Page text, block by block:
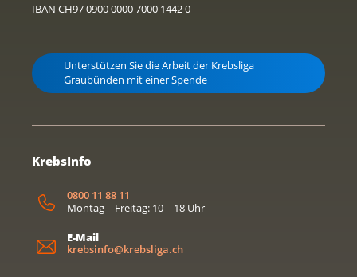
IBAN CH97 0900 0000 7000 1442 0
Unterstützen Sie die Arbeit der Krebsliga
Graubünden mit einer Spende
KrebsInfo
0800 11 88 11
Montag – Freitag: 10 – 18 Uhr
E-Mail
krebsinfo@krebsliga.ch